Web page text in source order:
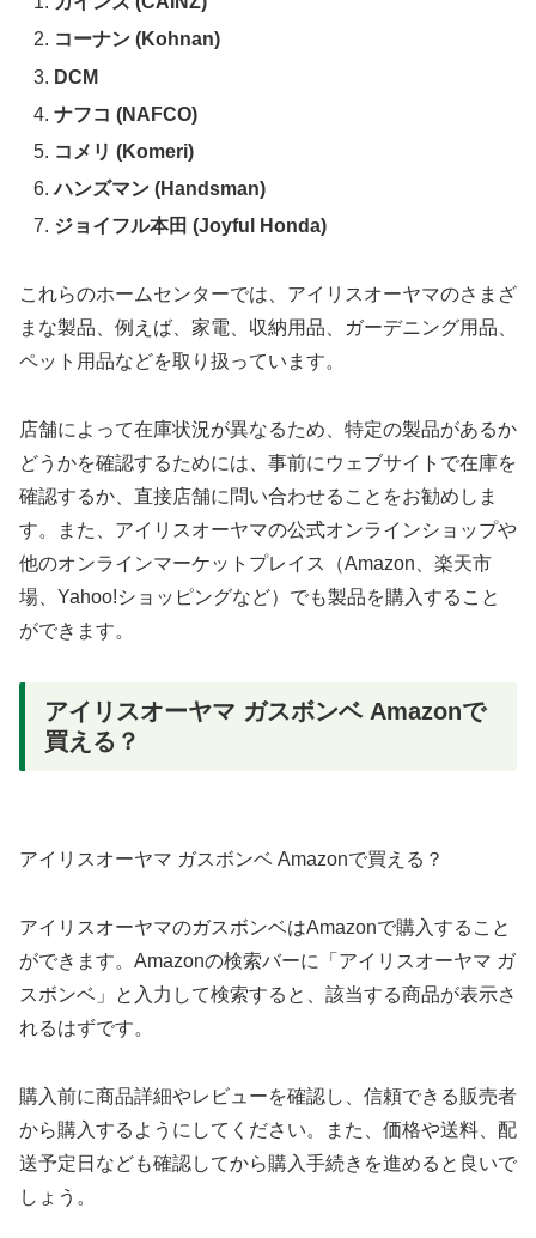
コーナン (Kohnan)
DCM
ナフコ (NAFCO)
コメリ (Komeri)
ハンズマン (Handsman)
ジョイフル本田 (Joyful Honda)
これらのホームセンターでは、アイリスオーヤマのさまざ
まな製品、例えば、家電、収納用品、ガーデニング用品、
ペット用品などを取り扱っています。
店舗によって在庫状況が異なるため、特定の製品があるか
どうかを確認するためには、事前にウェブサイトで在庫を
確認するか、直接店舗に問い合わせることをお勧めしま
す。また、アイリスオーヤマの公式オンラインショップや
他のオンラインマーケットプレイス（Amazon、楽天市
場、Yahoo!ショッピングなど）でも製品を購入すること
ができます。
アイリスオーヤマ ガスボンベ Amazonで
買える？
アイリスオーヤマ ガスボンベ Amazonで買える？
アイリスオーヤマのガスボンベはAmazonで購入すること
ができます。Amazonの検索バーに「アイリスオーヤマ ガ
スボンベ」と入力して検索すると、該当する商品が表示さ
れるはずです。
購入前に商品詳細やレビューを確認し、信頼できる販売者
から購入するようにしてください。また、価格や送料、配
送予定日なども確認してから購入手続きを進めると良いで
しょう。